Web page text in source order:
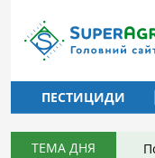
ПЕСТИЦИДИ
ТЕМА ДНЯ